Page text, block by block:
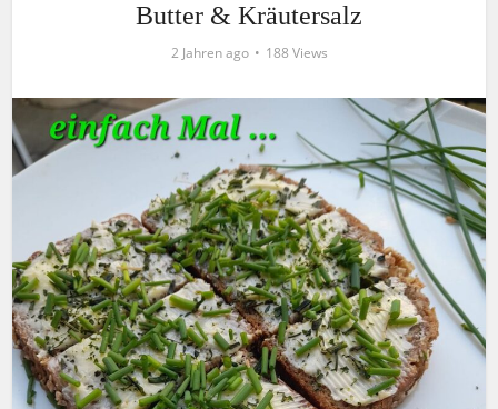
Butter & Kräutersalz
2 Jahren ago 188 Views